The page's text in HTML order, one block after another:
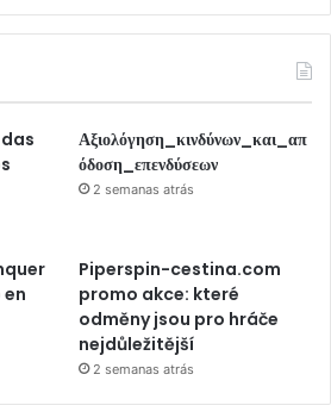
Αξιολόγηση_κινδύνων_και_απ
όδοση_επενδύσεων
2 semanas atrás
Piperspin-cestina.com
promo akce: které
odměny jsou pro hráče
nejdůležitější
2 semanas atrás